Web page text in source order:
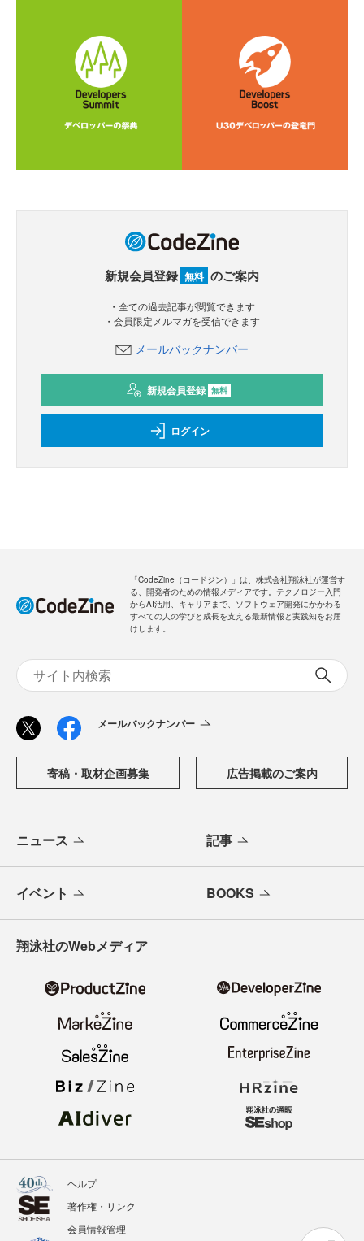
新規会員登録 無料 のご案内
・全ての過去記事が閲覧できます
・会員限定メルマガを受信できます
メールバックナンバー
新規会員登録 無料
ログイン
「CodeZine（コードジン）」は、株式会社翔泳社が運営す
る、開発者のための情報メディアです。テクノロジー入門
からAI活用、キャリアまで、ソフトウェア開発にかかわる
すべての人の学びと成長を支える最新情報と実践知をお届
けします。
メールバックナンバー
寄稿・取材企画募集 広告掲載のご案内
ニュース 記事
イベント BOOKS
翔泳社のWebメディア
ヘルプ
著作権・リンク
会員情報管理